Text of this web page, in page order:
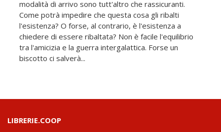
modalità di arrivo sono tutt'altro che rassicuranti.
Come potrà impedire che questa cosa gli ribalti
l'esistenza? O forse, al contrario, è l'esistenza a
chiedere di essere ribaltata? Non è facile l'equilibrio
tra l'amicizia e la guerra intergalattica. Forse un
biscotto ci salverà...
LIBRERIE.COOP